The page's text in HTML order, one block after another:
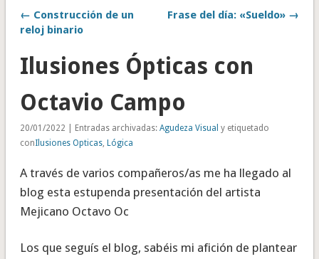
← Construcción de un
reloj binario
Frase del día: «Sueldo» →
Ilusiones Ópticas con
Octavio Campo
20/01/2022 | Entradas archivadas: Agudeza Visual y etiquetado
conIlusiones Opticas, Lógica
A través de varios compañeros/as me ha llegado al
blog esta estupenda presentación del artista
Mejicano Octavo Oc
Los que seguís el blog, sabéis mi afición de plantear